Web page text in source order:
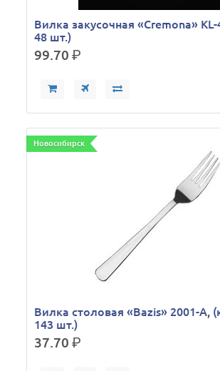
Вилка закусочная «Cremona»
48 шт.)
99.70р.
Новосибирск
Вилка столовая «Bazis» 2001-A,
143 шт.)
37.70р.